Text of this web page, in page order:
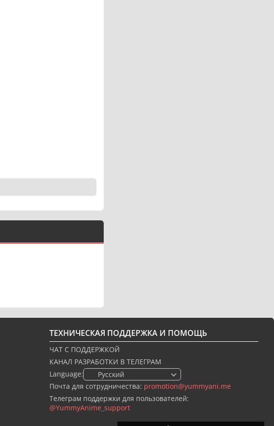
ТЕХНИЧЕСКАЯ ПОДДЕРЖКА И ПОМОЩЬ
ЧАТ С ПОДДЕРЖКОЙ
КАНАЛ РАЗРАБОТКИ В ТЕЛЕГРАМ
Language:
🇷🇺 Русский
Почта для сотрудничества: promotion@yummyani.me
Телеграм поддержки для пользователей:
@YummyAnime_support